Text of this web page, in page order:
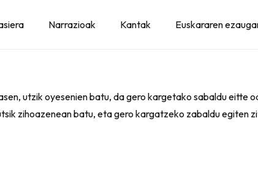
Narrazioak Kantak Euskararen
utzik oyesenien batu, da gero kargetako sabaldu eitte
zihoazenean batu, eta gero kargatzeko zabaldu egiten